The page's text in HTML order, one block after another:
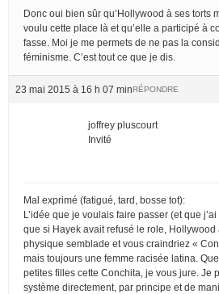
Donc oui bien sûr qu’Hollywood à ses torts
voulu cette place là et qu’elle a participé à
fasse. Moi je me permets de ne pas la
féminisme. C’est tout ce que je dis.
23 mai 2015 à 16 h 07 minRÉPONDRE
joffrey pluscourt
Invité
Mal exprimé (fatigué, tard, bosse tot):
L’idée que je voulais faire passer (et que
que si Hayek avait refusé le role,
physique semblade et vous craindriez «
mais toujours une femme racisée latina.
petites filles cette Conchita, je vous jure. Je
système directement, par principe et de